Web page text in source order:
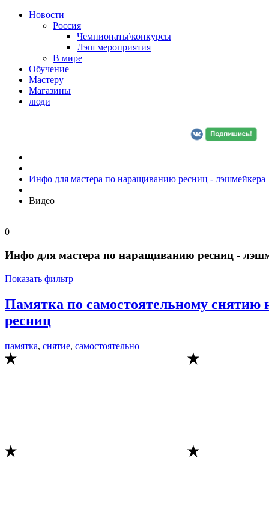
Новости
Россия
Чемпионаты\конкурсы
Лэш мероприятия
В мире
Обучение
Мастеру
Магазины
люди
Инфо для мастера по наращиванию ресниц - лэшмейкера
Видео
0
Инфо для мастера по наращиванию ресниц -
Показать фильтр
Памятка по самостоятельному
ресниц
памятка, снятие, самостоятельно